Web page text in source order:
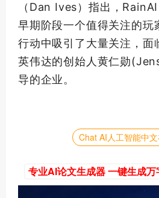
（Dan Ives）指出，
早期阶段一个值得关注的玩
行动中吸引了大量关注，面
英伟达的创始人黄仁勋
导的企业。
Chat AI人工智能中
专业AI论文生成器 一键生成